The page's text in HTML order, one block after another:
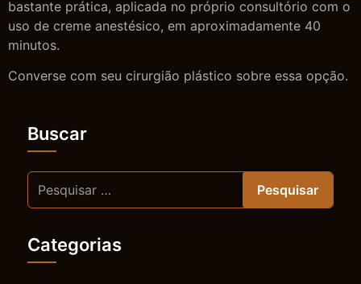
bastante prática, aplicada no próprio consultório com o
uso de creme anestésico, em aproximadamente 40
minutos.
Converse com seu cirurgião plástico sobre essa opção.
Buscar
Categorias